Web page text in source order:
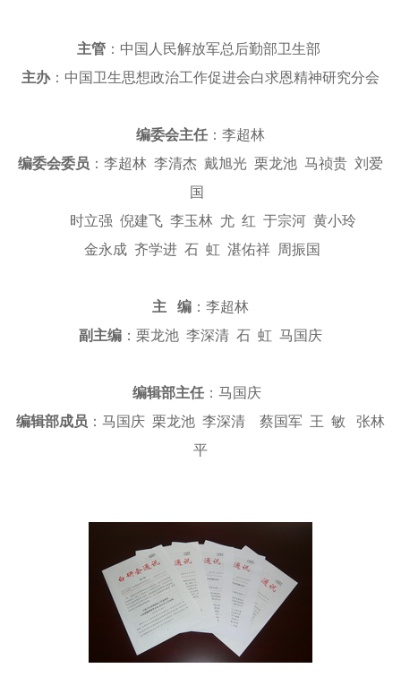
主管 ：中国人民解放军总后勤部卫生部
主办：中国卫生思想政治工作促进会白求恩精神研究分会
编委会主任 ：李超林
编委会委员 ：李超林 李清杰 戴旭光 栗龙池 马祯贵 刘爱
国
时立强 倪建飞 李玉林 尤 红 于宗河 黄小玲
金永成 齐学进 石 虹 湛佑祥 周振国
主 编 ：李超林
副主编 ：栗龙池 李深清 石 虹 马国庆
编辑部主任 ：马国庆
编辑部成员 ：马国庆 栗龙池 李深清 蔡国军 王 敏 张林
平